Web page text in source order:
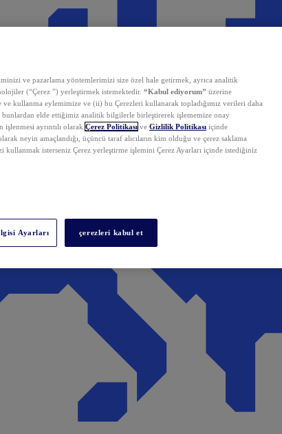
ve pazarlama yöntemlerimizi size özel hale getirmek, ayrıca analitik
(“Çerez ”) yerleştirmek istemektedir. “Kabul ediyorum” üzerine
ve kullanma eylemimize ve (ii) bu Çerezleri kullanarak topladığımız verileri daha
elde ettiğimiz analitik bilgilerle birleştirerek işlememize onay
ayrıntılı olarak Çerez Politikası ve Gizlilik Politikası içinde
neyin amaçlandığı, üçüncü taraf alıcıların kim olduğu ve çerez saklama
kullanmak isterseniz Çerez yerleştirme işlemini Çerez Ayarları içinde istediğiniz
Ayarları çerezleri kabul et